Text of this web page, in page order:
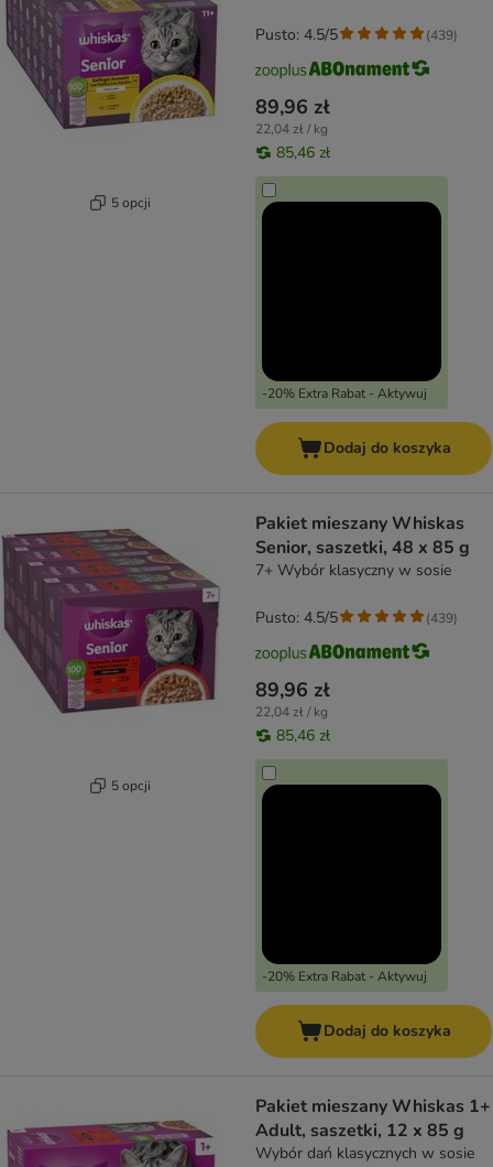
5 opcji
89,96 zł
22,04 zł / kg
85,46 zł
-20% Extra Rabat - Aktywuj
Pusto: 4.5/5 (439)
Dodaj do koszyka
5 opcji
Pakiet mieszany Whiskas
Senior, saszetki, 48 x 85 g
7+ Wybór klasyczny w sosie
89,96 zł
22,04 zł / kg
85,46 zł
-20% Extra Rabat - Aktywuj
Pusto: 4.5/5 (439)
Dodaj do koszyka
Pakiet mieszany Whiskas 1+
Adult, saszetki, 12 x 85 g
Wybór dań klasycznych w sosie